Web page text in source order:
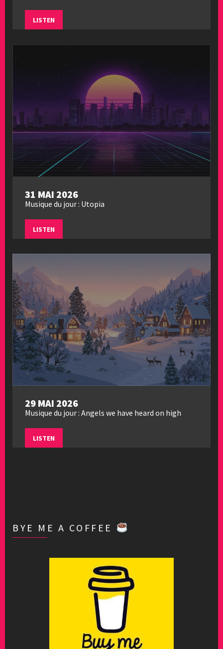
LISTEN
31 MAI 2026
Musique du jour : Utopia
LISTEN
29 MAI 2026
Musique du jour : Angels we have heard on high
LISTEN
BYE ME A COFFEE